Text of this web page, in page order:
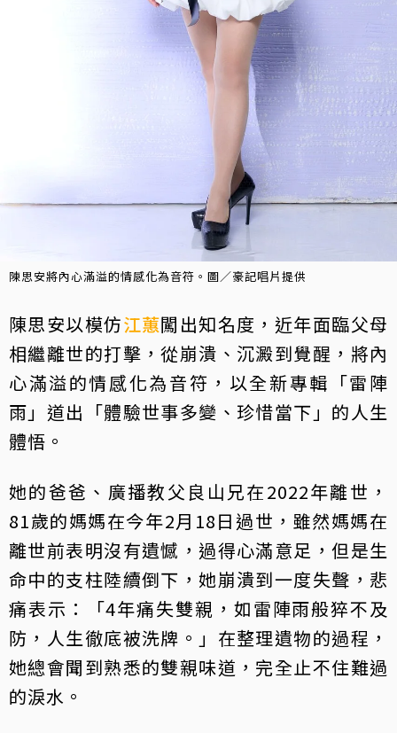
陳思安將內心滿溢的情感化為音符。圖／豪記唱片提供
陳思安以模仿江蕙闖出知名度，近年面臨父母
相繼離世的打擊，從崩潰、沉澱到覺醒，將內
心滿溢的情感化為音符，以全新專輯「雷陣
雨」道出「體驗世事多變、珍惜當下」的人生
體悟。
她的爸爸、廣播教父良山兄在2022年離世，
81歲的媽媽在今年2月18日過世，雖然媽媽在
離世前表明沒有遺憾，過得心滿意足，但是生
命中的支柱陸續倒下，她崩潰到一度失聲，悲
痛表示：「4年痛失雙親，如雷陣雨般猝不及
防，人生徹底被洗牌。」在整理遺物的過程，
她總會聞到熟悉的雙親味道，完全止不住難過
的淚水。